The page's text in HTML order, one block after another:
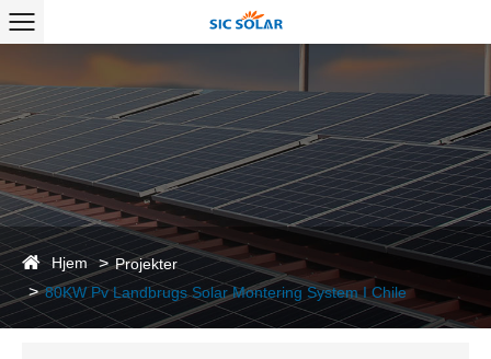
Hjem
Projekter
80KW Pv Landbrugs Solar Montering System I Chile